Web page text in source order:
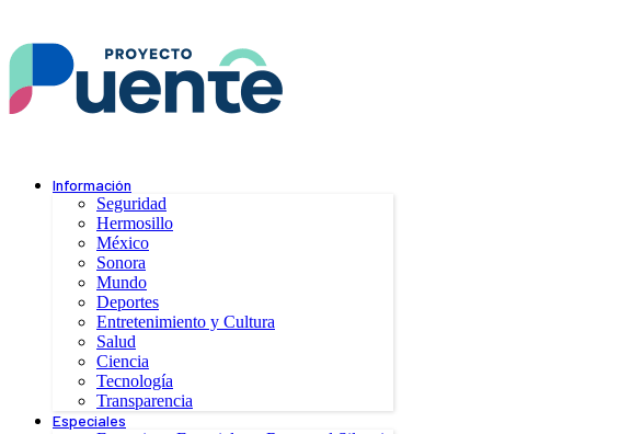
Información
Seguridad
Hermosillo
México
Sonora
Mundo
Deportes
Entretenimiento y Cultura
Salud
Ciencia
Tecnología
Transparencia
Especiales